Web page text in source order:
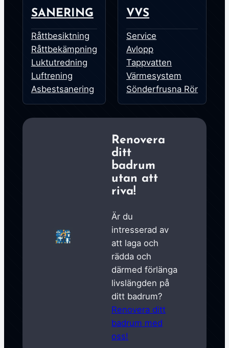
SANERING
Råttbesiktning
Råttbekämpning
Luktutredning
Luftrening
Asbestsanering
VVS
Service
Avlopp
Tappvatten
Värmesystem
Sönderfrusna Rör
Renovera
ditt
badrum
utan att
riva!
Är du
intresserad av
att laga och
rädda och
därmed förlänga
livslängden på
ditt badrum?
Renovera ditt
badrum med
oss!